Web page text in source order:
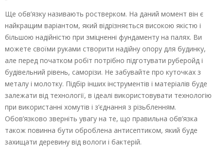
Ще обв’язку називають ростверком. На даний момент він є
найкращим варіантом, який відрізняється високою якістю і
більшою надійністю при зміцненні фундаменту на палях. Ви
можете своїми руками створити надійну опору для будинку,
але перед початком робіт потрібно підготувати руберойд і
будівельний рівень, саморізи. Не забувайте про куточках з
металу і молотку. Підбір інших інструментів і матеріалів буде
залежати від технології, в ідеалі використовувати технологію
при використанні хомутів і з’єднання з різьбленням.
Обов’язково зверніть увагу на те, що правильна обв’язка
також повинна бути оброблена антисептиком, який буде
захищати деревину від вологи і бактерій.